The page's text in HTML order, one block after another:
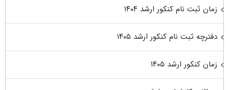
زمان ثبت نام کنکور ارشد ۱۴۰۴
دفترچه ثبت نام کنکور ارشد ۱۴۰۵
زمان کنکور ارشد ۱۴۰۵